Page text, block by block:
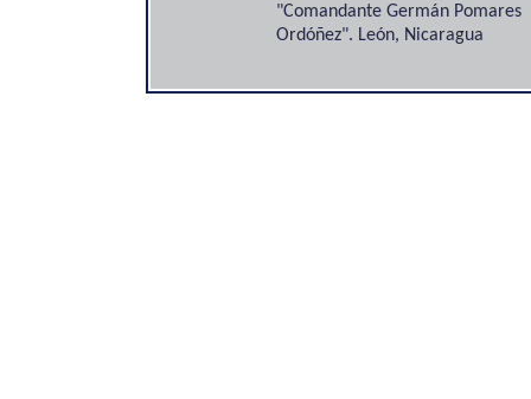
"Comandante Germán Pomares
Ordóñez". León, Nicaragua